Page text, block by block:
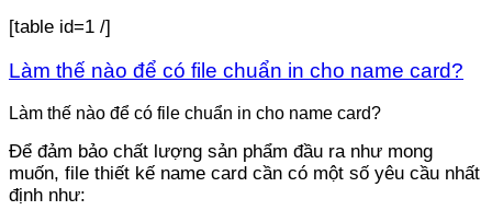
[table id=1 /]
Làm thế nào để có file chuẩn in cho name card?
Làm thế nào để có file chuẩn in cho name card?
Để đảm bảo chất lượng sản phẩm đầu ra như mong
muốn, file thiết kế name card cần có một số yêu cầu nhất
định như: